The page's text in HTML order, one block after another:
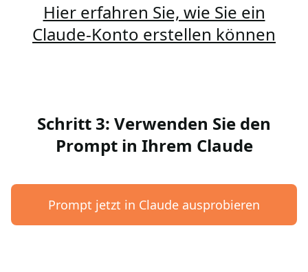
Hier erfahren Sie, wie Sie ein
Claude-Konto erstellen können
Schritt 3: Verwenden Sie den
Prompt in Ihrem Claude
Prompt jetzt in Claude ausprobieren